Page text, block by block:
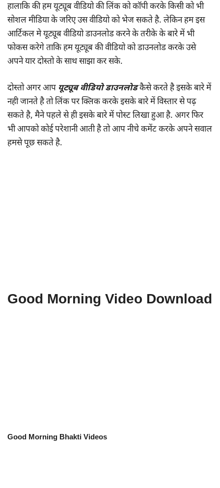
हालाकि की हम यूट्यूब वीडियो की लिंक को कॉपी करके किसी को भी
सोशल मीडिया के जरिए उस वीडियो को भेज सकते है. लेकिन हम इस
आर्टिकल मे यूट्यूब वीडियो डाउनलोड करने के तरीके के बारे में भी
फोकस करेगे ताकि हम यूट्यूब की वीडियो को डाउनलोड करके उसे
अपने यार दोस्तो के साथ साझा कर सके.
दोस्तो अगर आप यूट्यूब वीडियो डाउनलोडकैसे करते है इसके बारे में
नही जानते है तो लिंक पर क्लिक करके इसके बारे में विस्तार से पढ़
सकते है, मैने पहले से ही इसके बारे में पोस्ट लिखा हुआ है. अगर फिर
भी आपको कोई परेशानी आती है तो आप नीचे कमेंट करके अपने सवाल
हमसे पूछ सकते है.
Good Morning Video Download
Good Morning Bhakti Videos